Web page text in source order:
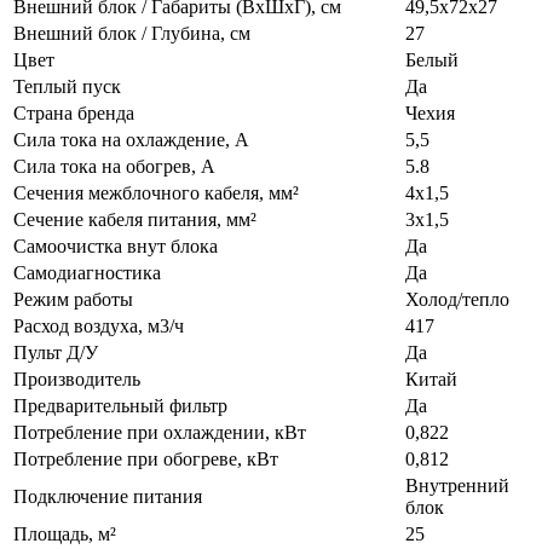
Внешний блок / Габариты (ВхШхГ), см
49,5х72х27
Внешний блок / Глубина, см
27
Цвет
Белый
Теплый пуск
Да
Страна бренда
Чехия
Сила тока на охлаждение, А
5,5
Сила тока на обогрев, А
5.8
Сечения межблочного кабеля, мм²
4х1,5
Сечение кабеля питания, мм²
3х1,5
Самоочистка внут блока
Да
Самодиагностика
Да
Режим работы
Холод/тепло
Расход воздуха, м3/ч
417
Пульт Д/У
Да
Производитель
Китай
Предварительный фильтр
Да
Потребление при охлаждении, кВт
0,822
Потребление при обогреве, кВт
0,812
Подключение питания
Внутренний
блок
Площадь, м²
25